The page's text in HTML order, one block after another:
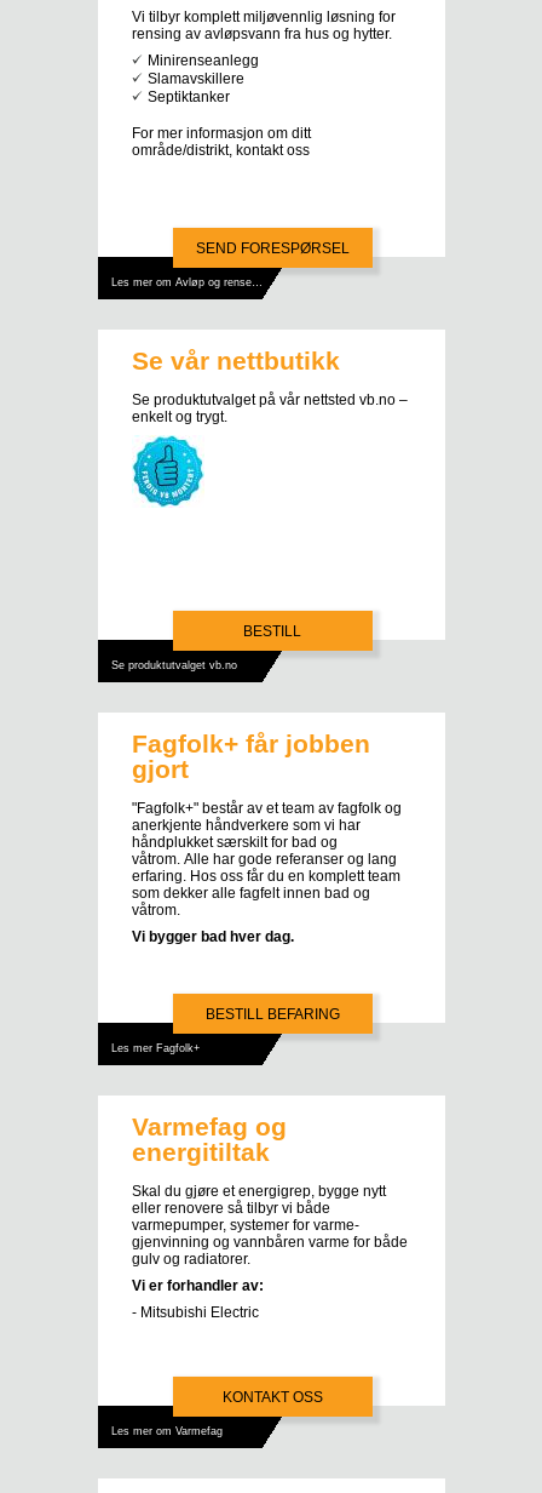
Vi tilbyr komplett miljøvennlig løsning for
rensing av avløpsvann fra hus og hytter.
Minirenseanlegg
Slamavskillere
Septiktanker
For mer informasjon om ditt
område/distrikt, kontakt oss
SEND FORESPØRSEL
Les mer om Avløp og renseanlegg
Se vår nettbutikk
Se produktutvalget på vår nettsted vb.no –
enkelt og trygt.
BESTILL
Se produktutvalget vb.no
Fagfolk+ får jobben
gjort
"Fagfolk+" består av et team av fagfolk og
anerkjente håndverkere som vi har
håndplukket særskilt for bad og
våtrom. Alle har gode referanser og lang
erfaring. Hos oss får du en komplett team
som dekker alle fagfelt innen bad og
våtrom.
Vi bygger bad hver dag.
BESTILL BEFARING
Les mer Fagfolk+
Varmefag og
energitiltak
Skal du gjøre et energigrep, bygge nytt
eller renovere så tilbyr vi både
varmepumper, systemer for varme-
gjenvinning og vannbåren varme for både
gulv og radiatorer.
Vi er forhandler av:
- Mitsubishi Electric
KONTAKT OSS
Les mer om Varmefag